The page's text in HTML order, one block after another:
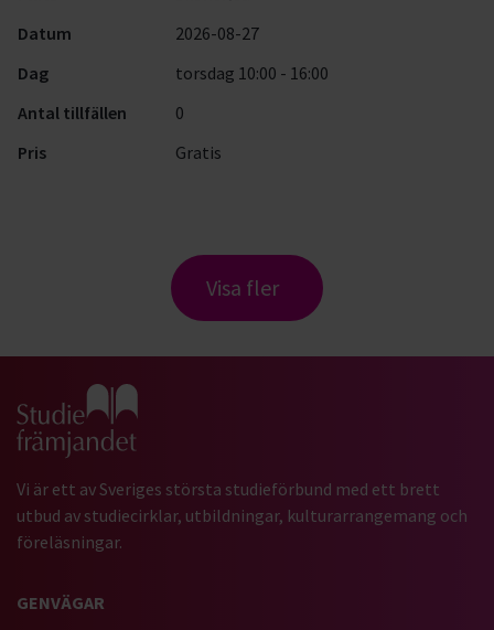
Datum
2026-08-27
Dag
torsdag 10:00 - 16:00
Antal tillfällen
0
Pris
Gratis
Visa fler
Gå till studiefrämjandets startsida
Vi är ett av Sveriges största studieförbund med ett brett
utbud av studiecirklar, utbildningar, kulturarrangemang och
föreläsningar.
GENVÄGAR